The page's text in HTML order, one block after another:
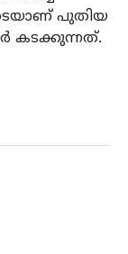
പുതിയ
കടക്കുന്നത്.